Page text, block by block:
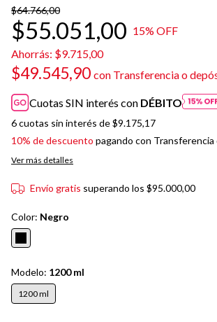
$64.766,00
$55.051,00 15% OFF
Ahorrás: $9.715,00
$49.545,90 con Transferencia o
Cuotas SIN interés con DÉBITO
6cuotas sin interés de$9.175,17
10% de descuento pagando con
Ver más detalles
Envío gratis superando los $95.000,00
Color: Negro
Modelo: 1200 ml
1200 ml